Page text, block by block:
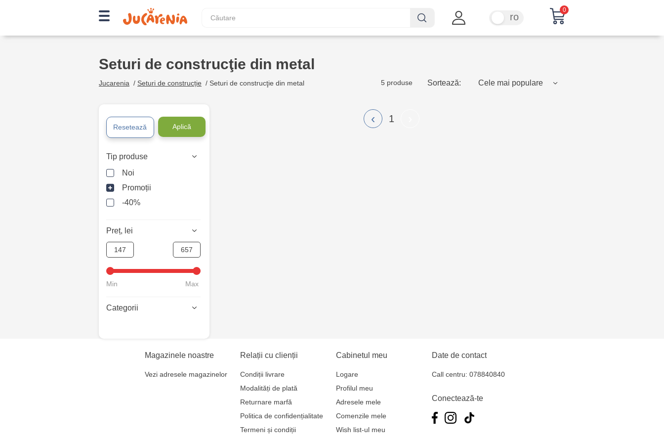
ro
0
Seturi de construcţie din metal
Jucarenia / Seturi de construcție / Seturi de construcţie din metal 5 produse Sortează: Cele mai populare
Resetează Aplică
Tip produse
Noi
Promoții
-40%
Preț, lei
Min Max
Categorii
‹ 1
Magazinele noastre
Vezi adresele magazinelor
Relații cu clienții
Condiții livrare
Modalități de plată
Returnare marfă
Politica de confidențialitate
Termeni și condiții
Cabinetul meu
Logare
Profilul meu
Adresele mele
Comenzile mele
Wish list-ul meu
Date de contact
Call centru: 078840840
Conectează-te